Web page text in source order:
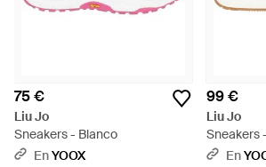
75 €
Liu Jo
Sneakers - Blanco
EnYOOX
99 €
Liu Jo
Sneakers
En